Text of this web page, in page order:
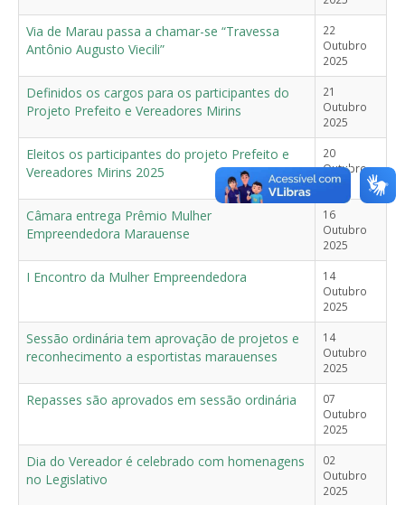
Via de Marau passa a chamar-se “Travessa
Antônio Augusto Viecili”
22
Outubro
2025
Definidos os cargos para os participantes do
Projeto Prefeito e Vereadores Mirins
21
Outubro
2025
Eleitos os participantes do projeto Prefeito e
Vereadores Mirins 2025
20
Outubro
2025
Câmara entrega Prêmio Mulher
Empreendedora Marauense
16
Outubro
2025
I Encontro da Mulher Empreendedora
14
Outubro
2025
Sessão ordinária tem aprovação de projetos e
reconhecimento a esportistas marauenses
14
Outubro
2025
Repasses são aprovados em sessão ordinária
07
Outubro
2025
Dia do Vereador é celebrado com homenagens
no Legislativo
02
Outubro
2025